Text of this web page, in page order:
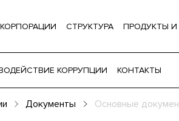
СТРУКТУРА ПРОДУКТЫ И
КОРРУПЦИИ КОНТАКТЫ
Документы Основные